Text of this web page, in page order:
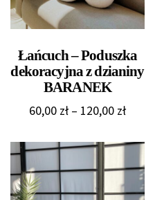
Łańcuch – Poduszka
dekoracyjna z dzianiny
BARANEK
60,00 zł – 120,00 złZakres
od
60,00 zł
do